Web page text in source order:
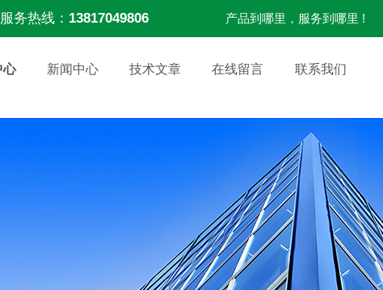
服务热线： 13817049806 产品到哪里，服务到哪里 !
心 新闻中心 技术文章 在线留言 联系我们